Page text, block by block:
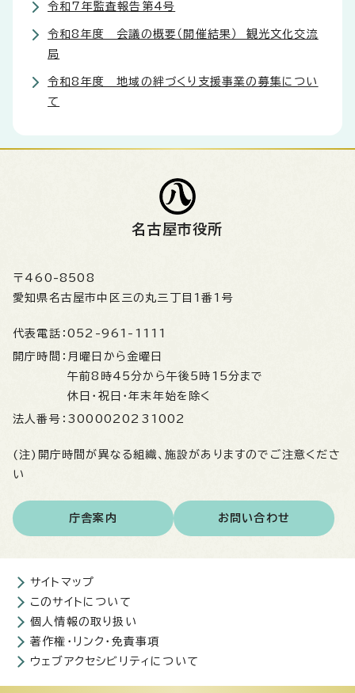
令和7年監査報告第4号
令和8年度 会議の概要（開催結果） 観光文化交流
局
令和8年度 地域の絆づくり支援事業の募集につい
て
名古屋市役所
〒460-8508
愛知県名古屋市中区三の丸三丁目1番1号
代表電話： 052-961-1111
開庁時間： 月曜日から金曜日
午前8時45分から午後5時15分まで
休日・祝日・年末年始を除く
法人番号： 3000020231002
(注)開庁時間が異なる組織、施設がありますのでご注意くださ
い
庁舎案内 お問い合わせ
サイトマップ
このサイトについて
個人情報の取り扱い
著作権・リンク・免責事項
ウェブアクセシビリティについて